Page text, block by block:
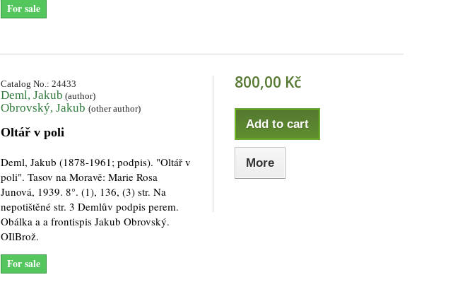
For sale
Catalog No.: 24433
Deml, Jakub (author)
Obrovský, Jakub (other author)
Oltář v poli
Deml, Jakub (1878-1961; podpis). "Oltář v
poli". Tasov na Moravě: Marie Rosa
Junová, 1939. 8°. (1), 136, (3) str. Na
nepotištěné str. 3 Demlův podpis perem.
Obálka a a frontispis Jakub Obrovský.
OIlBrož.
For sale
800,00 Kč
Add to cart
More